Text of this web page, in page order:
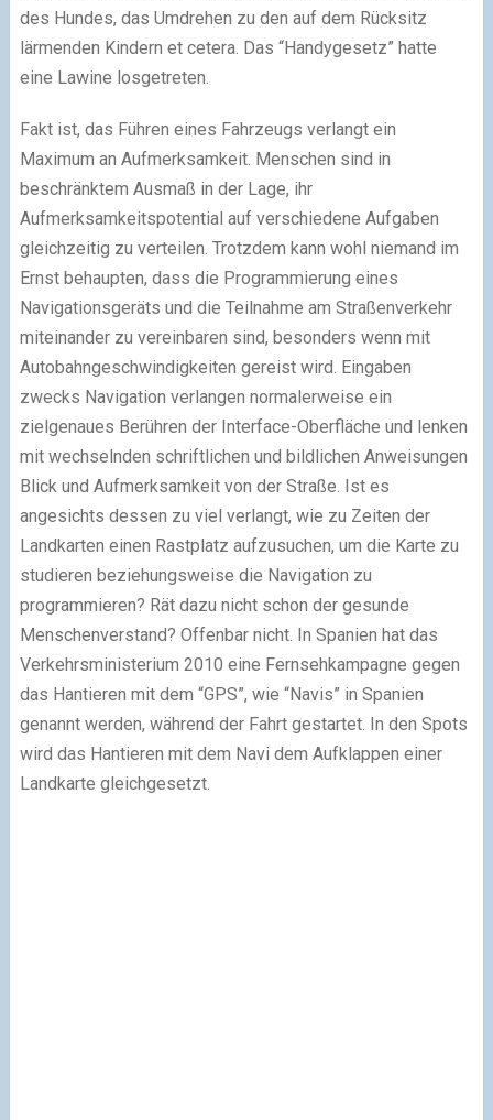
des Hundes, das Umdrehen zu den auf dem Rücksitz
lärmenden Kindern et cetera. Das “Handygesetz” hatte
eine Lawine losgetreten.
Fakt ist, das Führen eines Fahrzeugs verlangt ein
Maximum an Aufmerksamkeit. Menschen sind in
beschränktem Ausmaß in der Lage, ihr
Aufmerksamkeitspotential auf verschiedene Aufgaben
gleichzeitig zu verteilen. Trotzdem kann wohl niemand im
Ernst behaupten, dass die Programmierung eines
Navigationsgeräts und die Teilnahme am Straßenverkehr
miteinander zu vereinbaren sind, besonders wenn mit
Autobahngeschwindigkeiten gereist wird. Eingaben
zwecks Navigation verlangen normalerweise ein
zielgenaues Berühren der Interface-Oberfläche und lenken
mit wechselnden schriftlichen und bildlichen Anweisungen
Blick und Aufmerksamkeit von der Straße. Ist es
angesichts dessen zu viel verlangt, wie zu Zeiten der
Landkarten einen Rastplatz aufzusuchen, um die Karte zu
studieren beziehungsweise die Navigation zu
programmieren? Rät dazu nicht schon der gesunde
Menschenverstand? Offenbar nicht. In Spanien hat das
Verkehrsministerium 2010 eine Fernsehkampagne gegen
das Hantieren mit dem “GPS”, wie “Navis” in Spanien
genannt werden, während der Fahrt gestartet. In den Spots
wird das Hantieren mit dem Navi dem Aufklappen einer
Landkarte gleichgesetzt.